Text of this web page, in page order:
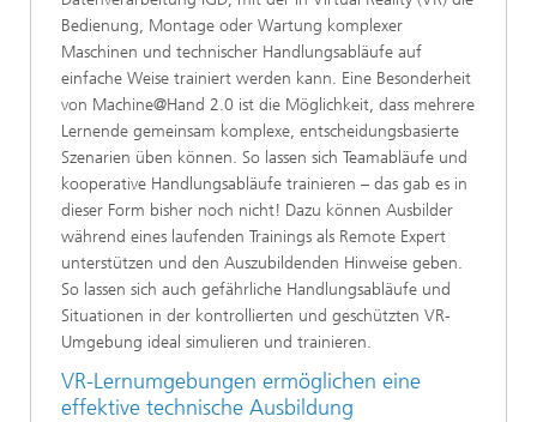
Bedienung, Montage oder Wartung komplexer
Maschinen und technischer Handlungsabläufe auf
einfache Weise trainiert werden kann. Eine Besonderheit
von Machine@Hand 2.0 ist die Möglichkeit, dass mehrere
Lernende gemeinsam komplexe, entscheidungsbasierte
Szenarien üben können. So lassen sich Teamabläufe und
kooperative Handlungsabläufe trainieren – das gab es in
dieser Form bisher noch nicht! Dazu können Ausbilder
während eines laufenden Trainings als Remote Expert
unterstützen und den Auszubildenden Hinweise geben.
So lassen sich auch gefährliche Handlungsabläufe und
Situationen in der kontrollierten und geschützten VR-
Umgebung ideal simulieren und trainieren.
VR-Lernumgebungen ermöglichen eine
effektive technische Ausbildung